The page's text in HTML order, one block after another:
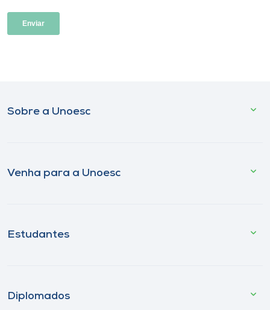
Sobre a Unoesc
Venha para a Unoesc
Estudantes
Diplomados